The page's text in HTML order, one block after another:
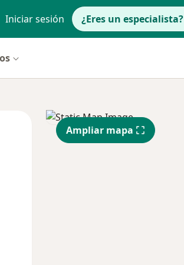
Iniciar sesión ¿Eres un especialista?
Mar
11 Ago
Mié
12 Ago
Ampliar mapa